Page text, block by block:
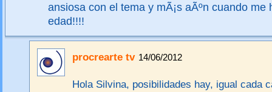
ansiosa con el tema y mÃ¡s aÃºn cuando me
edad!!!!
procrearte tv 14/06/2012
Hola Silvina, posibilidades hay, igual cada